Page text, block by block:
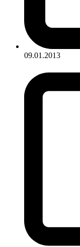
09.01.2013